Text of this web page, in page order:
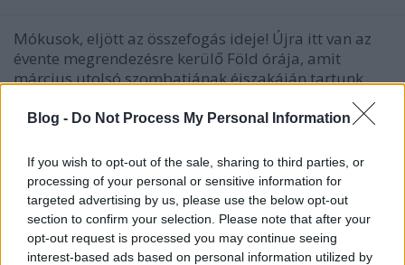
Blog - Do Not Process My Personal Information
If you wish to opt-out of the sale, sharing to third parties, or
processing of your personal or sensitive information for
targeted advertising by us, please use the below opt-out
section to confirm your selection. Please note that after your
opt-out request is processed you may continue seeing
interest-based ads based on personal information utilized by
Mókusok, eljött az összefogás ideje! Újra itt van az
évente megrendezésre kerülő Föld órája, amit
március utolsó szombatjának éjszakáján tartunk.
lekapcsolni a villanyt és nélkülözni az áramot,
arra…